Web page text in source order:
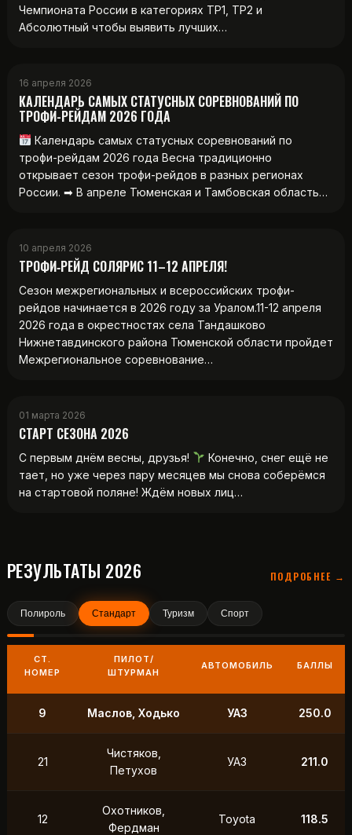
Чемпионата России в категориях ТР1, ТР2 и
Абсолютный чтобы выявить лучших…
16 апреля 2026
КАЛЕНДАРЬ САМЫХ СТАТУСНЫХ СОРЕВНОВАНИЙ ПО
ТРОФИ-РЕЙДАМ 2026 ГОДА
Календарь самых статусных соревнований по
трофи-рейдам 2026 года Весна традиционно
открывает сезон трофи-рейдов в разных регионах
России. ➡ В апреле Тюменская и Тамбовская область…
10 апреля 2026
ТРОФИ‑РЕЙД СОЛЯРИС 11–12 АПРЕЛЯ!
Сезон межрегиональных и всероссийских трофи-
рейдов начинается в 2026 году за Уралом.11-12 апреля
2026 года в окрестностях села Тандашково
Нижнетавдинского района Тюменской области пройдет
Межрегиональное соревнование…
01 марта 2026
СТАРТ СЕЗОНА 2026
С первым днём весны, друзья!
Конечно, снег ещё не
тает, но уже через пару месяцев мы снова соберёмся
на стартовой поляне! Ждём новых лиц…
РЕЗУЛЬТАТЫ 2026 ПОДРОБНЕЕ →
Полироль Стандарт Туризм Спорт
СТ.
НОМЕР
ПИЛОТ/
ШТУРМАН
АВТОМОБИЛЬ БАЛЛЫ
9 Маслов, Ходько УАЗ 250.0
21
Чистяков,
Петухов
УАЗ 211.0
12
Охотников,
Фердман
Toyota 118.5